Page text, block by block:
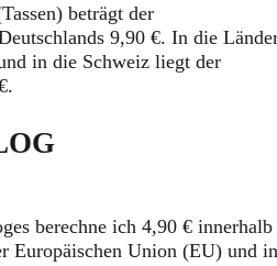
beträgt der
9,90 €. In die
in die Schweiz liegt der
berechne ich 4,90 € innerhalb
Europäischen Union (EU) und in